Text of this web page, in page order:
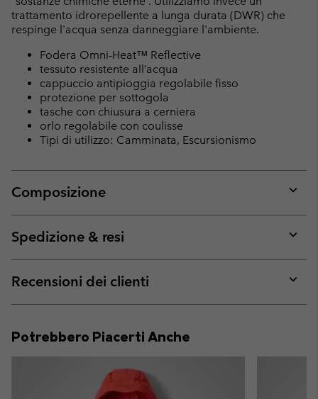
trattamento idrorepellente a lunga durata (DWR) che
respinge l'acqua senza danneggiare l'ambiente.
Fodera Omni-Heat™ Reflective
tessuto resistente all’acqua
cappuccio antipioggia regolabile fisso
protezione per sottogola
tasche con chiusura a cerniera
orlo regolabile con coulisse
Tipi di utilizzo: Camminata, Escursionismo
Composizione
or
Spedizione & resi
or
Recensioni dei clienti
or
Potrebbero Piacerti Anche